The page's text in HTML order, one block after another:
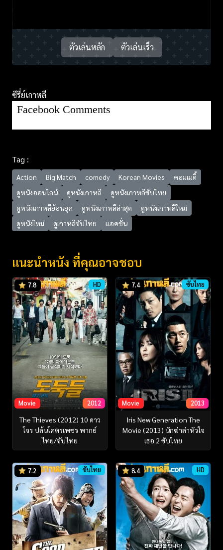
ตัวเล่นหลัก ตัวเล่นเร็ว
ซีรี่ย์เกาหลี
Facebook Comments
Tag :
Action Big Match comedy Korean Movies
คอมเมดี้
ดูหนังออนไลน์
ดูหนังเกาหลี
ดูหนังเกาหลีซับไทย
ดูหนังเกาหลีย้อนยุค
ดูหนังเกาหลีล่าสุด
ดูหนังเกาหลีใหม่
ดูหนังใหม่
ดูเกาหลีซับไทย แอคชั่น
แนะนำหนัง ที่คุณอาจชอบ
7.8 HD
Movie 2012
The Thieves (2012) 10 ดาว
โจร ปล้นโคตรเพชร พากย์
ไทย/ซับไทย
7.4 ซับไทย
Movie 2013
Iris New Generation The
Movie (2013) นักฆ่าล่าหัวใจ
เธอ 2 ซับไทย
7.2 ซับไทย 8.4 HD